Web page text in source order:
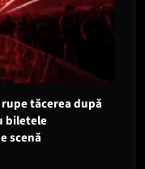
rupe tăcerea după
biletele
scenă